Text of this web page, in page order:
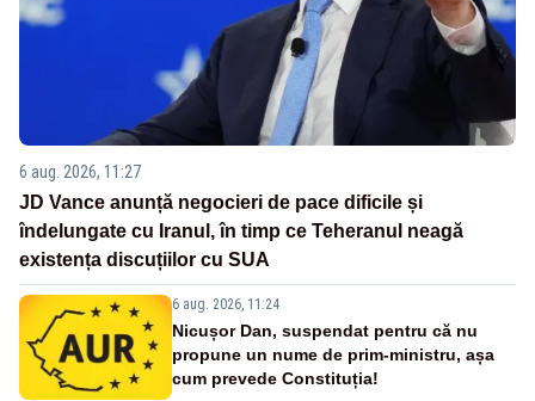
6 aug. 2026, 11:27
JD Vance anunță negocieri de pace dificile și
îndelungate cu Iranul, în timp ce Teheranul neagă
existența discuțiilor cu SUA
6 aug. 2026, 11:24
Nicușor Dan, suspendat pentru că nu
propune un nume de prim-ministru, așa
cum prevede Constituția!